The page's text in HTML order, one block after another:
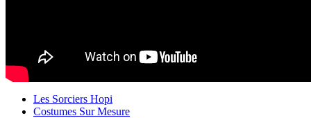
Les Sorciers Hopi
Costumes Sur Mesure